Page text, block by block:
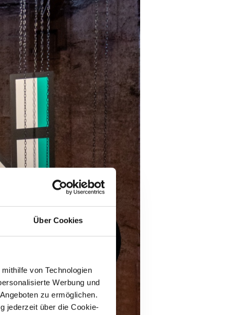
Über Cookies
von Technologien
Werbung und
zu ermöglichen.
jederzeit über die Cookie-